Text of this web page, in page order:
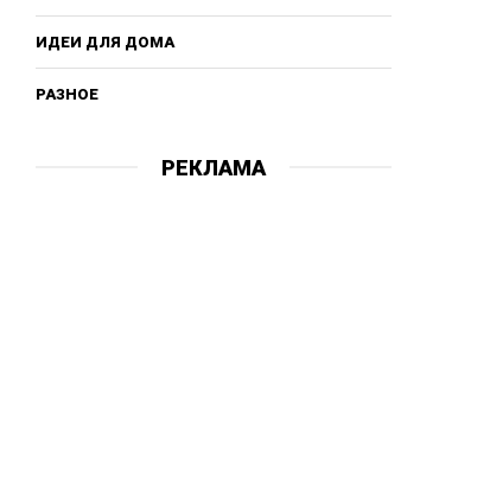
ИДЕИ ДЛЯ ДОМА
РАЗНОЕ
РЕКЛАМА